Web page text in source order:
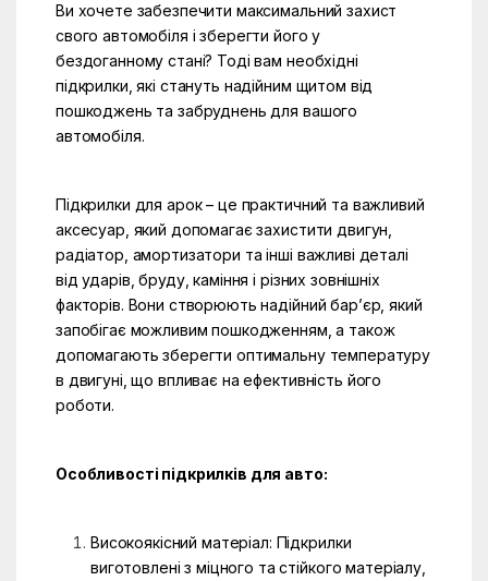
Ви хочете забезпечити максимальний захист
свого автомобіля і зберегти його у
бездоганному стані? Тоді вам необхідні
підкрилки, які стануть надійним щитом від
пошкоджень та забруднень для вашого
автомобіля.
Підкрилки для арок – це практичний та важливий
аксесуар, який допомагає захистити двигун,
радіатор, амортизатори та інші важливі деталі
від ударів, бруду, каміння і різних зовнішніх
факторів. Вони створюють надійний бар’єр, який
запобігає можливим пошкодженням, а також
допомагають зберегти оптимальну температуру
в двигуні, що впливає на ефективність його
роботи.
Особливості підкрилків для авто:
Високоякісний матеріал: Підкрилки
виготовлені з міцного та стійкого матеріалу,